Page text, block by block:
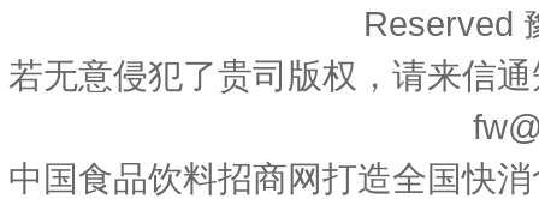
Reserved
若无意侵犯了贵司版权，请来信
中国食品饮料招商网打造全国快